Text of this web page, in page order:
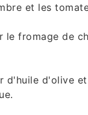
et les
le fromage de
d'huile d'olive